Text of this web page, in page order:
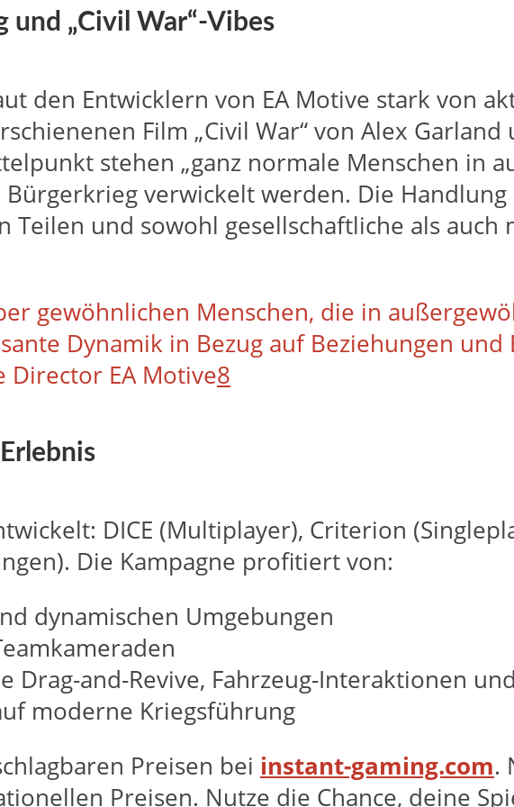
„Civil War“-Vibes
den Entwicklern von EA Motive stark von
Film „Civil War“ von Alex Garland
stehen „ganz normale Menschen in
verwickelt werden. Die
und sowohl gesellschaftliche als auch
gewöhnlichen Menschen, die in
Dynamik in Bezug auf Beziehungen und
Director EA Motive8
DICE (Multiplayer), Criterion
Die Kampagne profitiert von:
dynamischen Umgebungen
Drag-and-Revive, Fahrzeug-Interaktionen
moderne Kriegsführung
Preisen bei instant-gaming.com.
Preisen. Nutze die Chance, deine